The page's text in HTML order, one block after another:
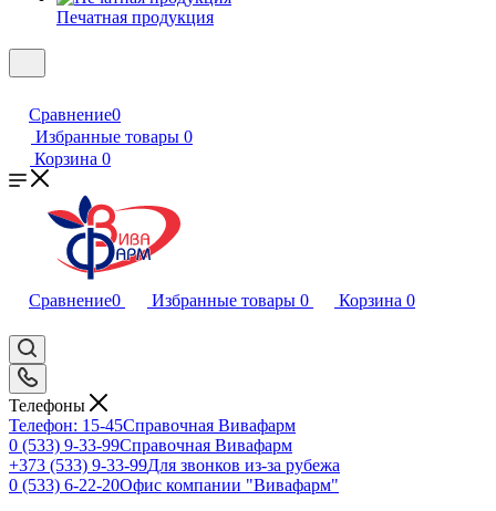
Печатная продукция
Сравнение0
Избранные товары 0
Корзина 0
Сравнение0 Избранные товары 0 Корзина 0
Телефоны
Телефон: 15-45Справочная Вивафарм
0 (533) 9-33-99Справочная Вивафарм
+373 (533) 9-33-99Для звонков из-за рубежа
0 (533) 6-22-20Офис компании "Вивафарм"